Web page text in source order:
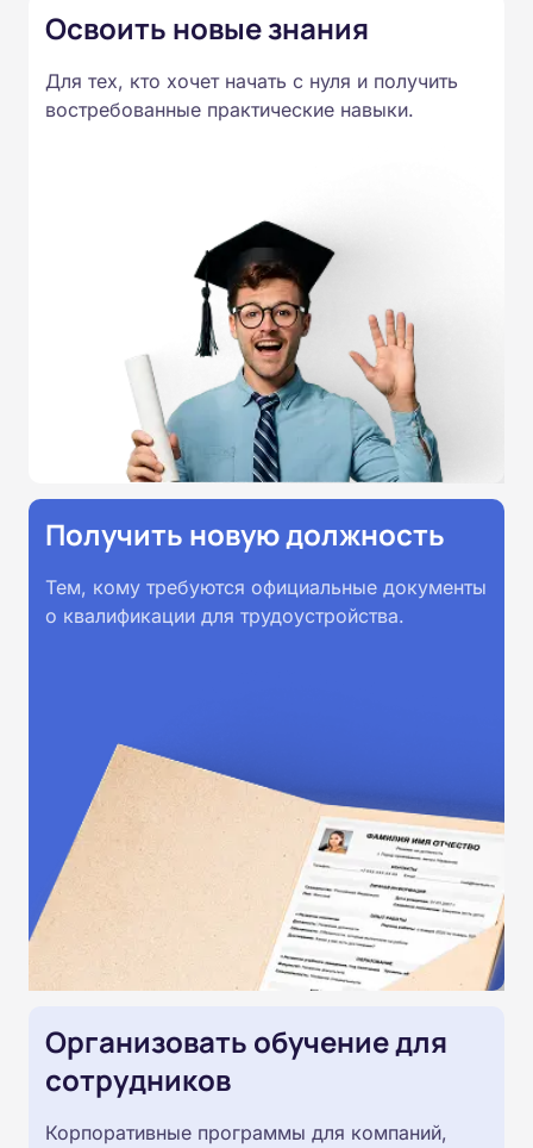
видеолекций. Итоговая аттестация проводится
удостоверение установленного образца.
Освоить новые знания
Для тех, кто хочет начать с нуля и получить
востребованные практические навыки.
Получить новую должность
Тем, кому требуются официальные документы
о квалификации для трудоустройства.
Организовать обучение для
сотрудников
Корпоративные программы для компаний,